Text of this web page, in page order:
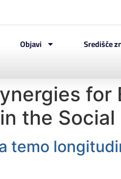
Objavi Središče
for
the Social
temo